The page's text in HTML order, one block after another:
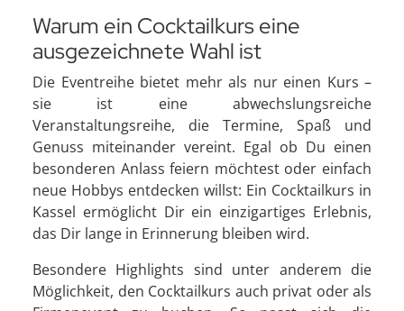
Warum ein Cocktailkurs eine
ausgezeichnete Wahl ist
Die Eventreihe bietet mehr als nur einen Kurs –
sie ist eine abwechslungsreiche
Veranstaltungsreihe, die Termine, Spaß und
Genuss miteinander vereint. Egal ob Du einen
besonderen Anlass feiern möchtest oder einfach
neue Hobbys entdecken willst: Ein Cocktailkurs in
Kassel ermöglicht Dir ein einzigartiges Erlebnis,
das Dir lange in Erinnerung bleiben wird.
Besondere Highlights sind unter anderem die
Möglichkeit, den Cocktailkurs auch privat oder als